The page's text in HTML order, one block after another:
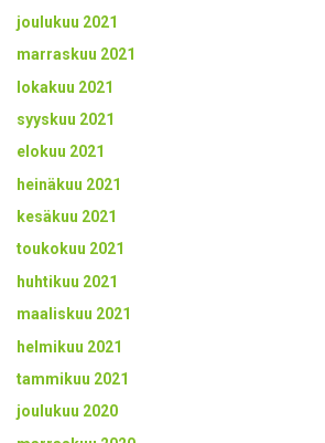
joulukuu 2021
marraskuu 2021
lokakuu 2021
syyskuu 2021
elokuu 2021
heinäkuu 2021
kesäkuu 2021
toukokuu 2021
huhtikuu 2021
maaliskuu 2021
helmikuu 2021
tammikuu 2021
joulukuu 2020